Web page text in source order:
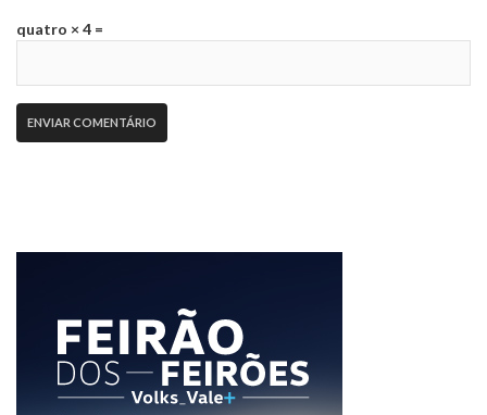
quatro × 4 =